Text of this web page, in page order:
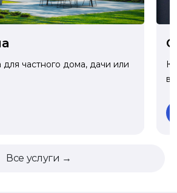
частного дома, дачи или
Все услуги →